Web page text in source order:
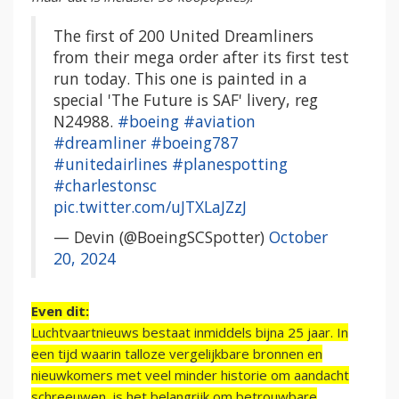
The first of 200 United Dreamliners
from their mega order after its first test
run today. This one is painted in a
special 'The Future is SAF' livery, reg
N24988. #boeing #aviation
#dreamliner #boeing787
#unitedairlines #planespotting
#charlestonsc
pic.twitter.com/uJTXLaJZzJ
— Devin (@BoeingSCSpotter) October
20, 2024
Even dit:
Luchtvaartnieuws bestaat inmiddels bijna 25 jaar. In
een tijd waarin talloze vergelijkbare bronnen en
nieuwkomers met veel minder historie om aandacht